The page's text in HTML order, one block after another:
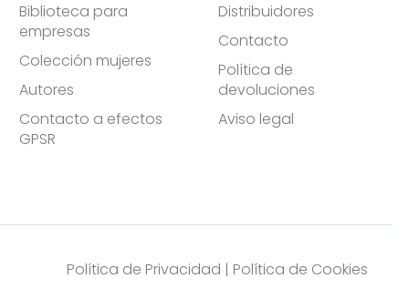
Biblioteca para
empresas
Colección mujeres
Autores
Contacto a efectos
GPSR
Distribuidores
Contacto
Política de
devoluciones
Aviso legal
Política de Privacidad | Política de Cookies